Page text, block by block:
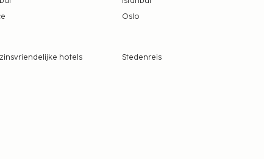
Oslo
hotels
Stedenreis